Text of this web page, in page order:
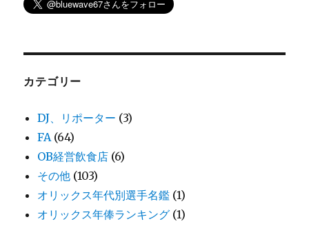
カテゴリー
DJ、リポーター (3)
FA(64)
OB経営飲食店 (6)
その他 (103)
オリックス年代別選手名鑑 (1)
オリックス年俸ランキング (1)